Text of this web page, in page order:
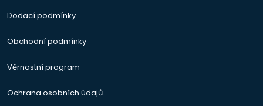
Dodací podmínky
Obchodní podmínky
Věrnostní program
Ochrana osobních údajů